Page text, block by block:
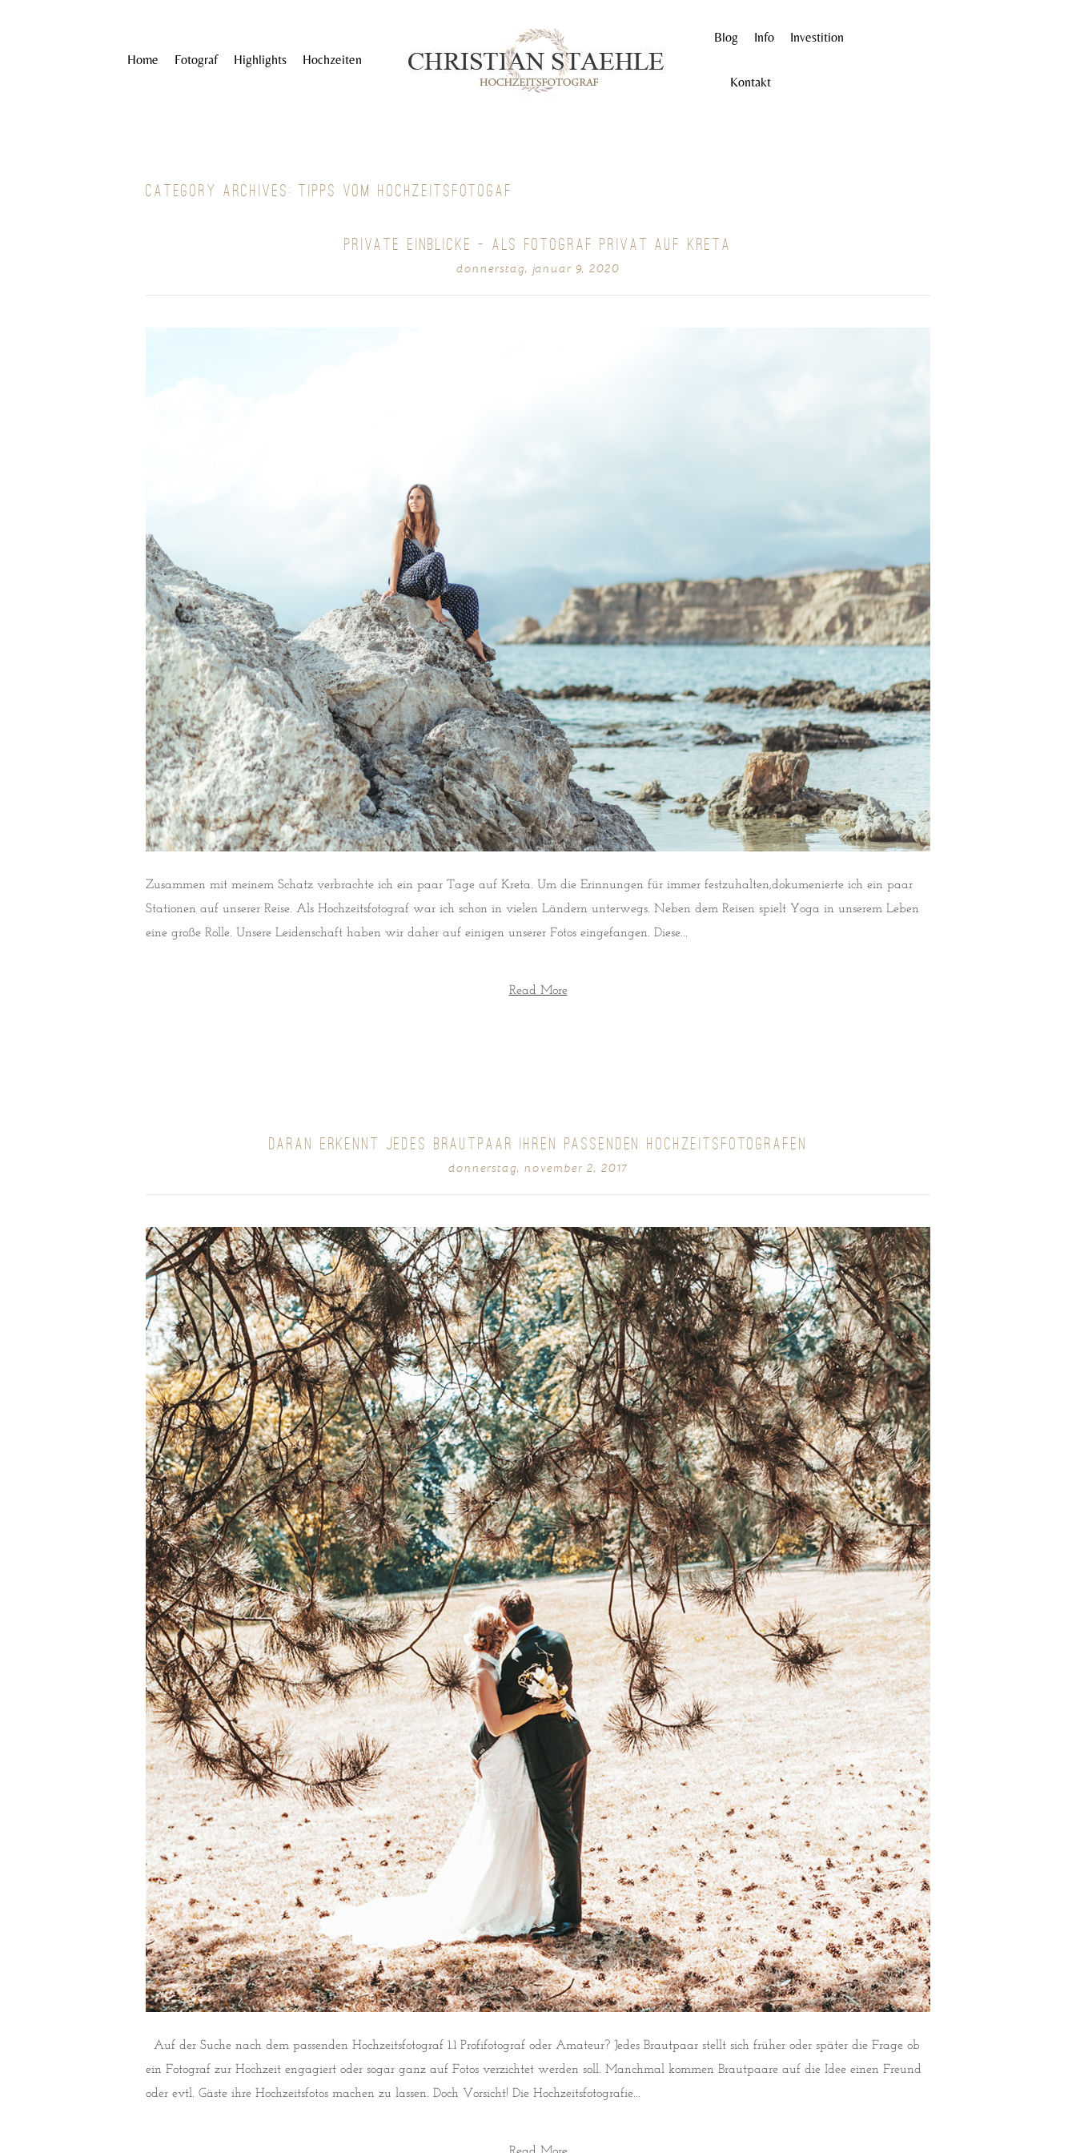
Home Fotograf Highlights Hochzeiten
Blog Info Investition
Kontakt
CATEGORY ARCHIVES: TIPPS VOM HOCHZEITSFOTOGAF
PRIVATE EINBLICKE – ALS FOTOGRAF PRIVAT AUF KRETA
donnerstag, januar 9, 2020
Zusammen mit meinem Schatz verbrachte ich ein paar Tage auf Kreta. Um die Erinnungen für immer festzuhalten,dokumenierte ich ein paar
Stationen auf unserer Reise. Als Hochzeitsfotograf war ich schon in vielen Ländern unterwegs. Neben dem Reisen spielt Yoga in unserem Leben
eine große Rolle. Unsere Leidenschaft haben wir daher auf einigen unserer Fotos eingefangen. Diese...
Read More
DARAN ERKENNT JEDES BRAUTPAAR IHREN PASSENDEN HOCHZEITSFOTOGRAFEN
donnerstag, november 2, 2017
Auf der Suche nach dem passenden Hochzeitsfotograf 1.1 Profifotograf oder Amateur? Jedes Brautpaar stellt sich früher oder später die Frage ob
ein Fotograf zur Hochzeit engagiert oder sogar ganz auf Fotos verzichtet werden soll. Manchmal kommen Brautpaare auf die Idee einen Freund
oder evtl. Gäste ihre Hochzeitsfotos machen zu lassen. Doch Vorsicht! Die Hochzeitsfotografie...